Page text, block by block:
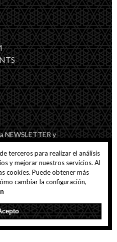
NEWSLETTER y
todas nuestras
privacidad
terceros para realizar el análisis
y mejorar nuestros servicios. Al
cookies. Puede obtener más
cambiar la configuración,